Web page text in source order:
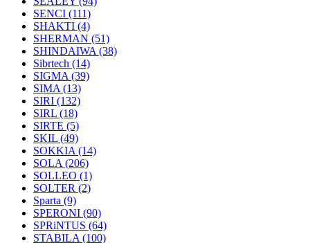
SENCI (111)
SHAKTI (4)
SHERMAN (51)
SHINDAIWA (38)
Sibrtech (14)
SIGMA (39)
SIMA (13)
SIRI (132)
SIRL (18)
SIRTE (5)
SKIL (49)
SOKKIA (14)
SOLA (206)
SOLLEO (1)
SOLTER (2)
Sparta (9)
SPERONI (90)
SPRiNTUS (64)
STABILA (100)